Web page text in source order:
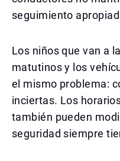
seguimiento
Los niños que van a
matutinos y los
el mismo problema:
inciertas. Los
también pueden
seguridad siempre